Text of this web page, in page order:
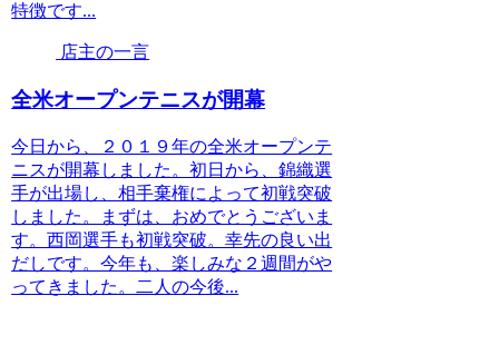
特徴です...
店主の一言
全米オープンテニスが開幕
今日から、２０１９年の全米オープンテ
ニスが開幕しました。初日から、錦織選
手が出場し、相手棄権によって初戦突破
しました。まずは、おめでとうございま
す。西岡選手も初戦突破。幸先の良い出
だしです。今年も、楽しみな２週間がや
ってきました。二人の今後...